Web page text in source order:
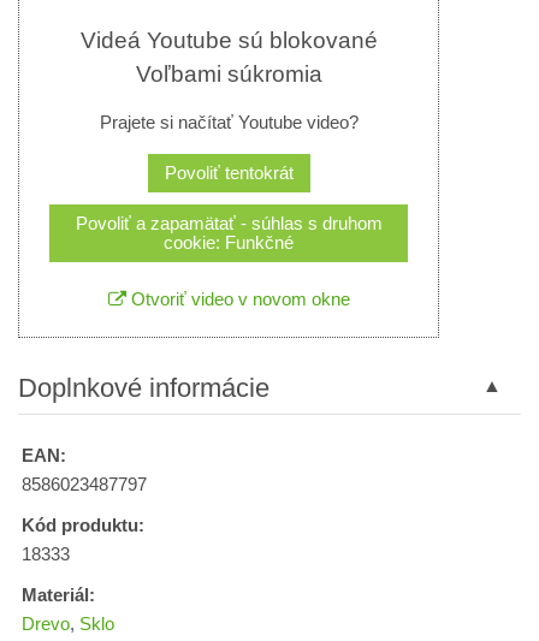
Videá Youtube sú blokované
Voľbami súkromia
Prajete si načítať Youtube video?
Povoliť tentokrát
Povoliť a zapamätať - súhlas s druhom
cookie: Funkčné
Otvoriť video v novom okne
Doplnkové informácie
EAN:
8586023487797
Kód produktu:
18333
Materiál:
Drevo, Sklo